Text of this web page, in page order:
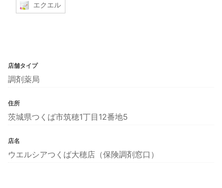
エクエル
店舗タイプ
調剤薬局
住所
茨城県つくば市筑穂1丁目12番地5
店名
ウエルシアつくば大穂店（保険調剤窓口）